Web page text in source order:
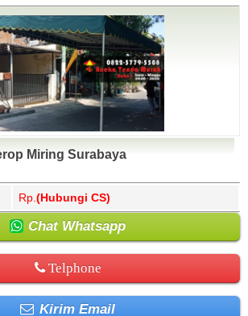
Miring Surabaya
Rp. (Hubungi CS)
Chat Whatsapp
Telphone
Kirim Email